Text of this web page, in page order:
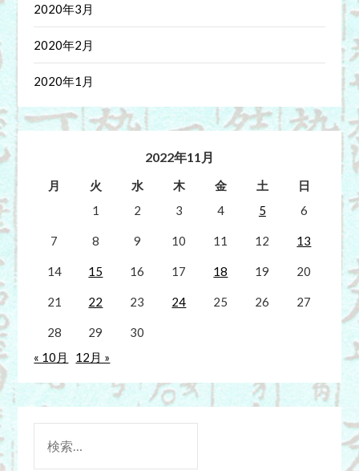
2020年3月
2020年2月
2020年1月
2022年11月
月 火 水 木 金 土
日
1
2 3 4 5 6
7 8 9 10 11 12 13
14 15 16 17 18 19 20
21 22 23 24 25 26 27
28 29
30
« 10月
12月 »
索: